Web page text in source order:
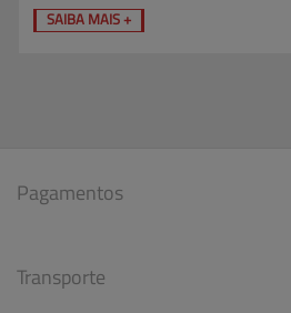
SAIBA MAIS +
Pagamentos
Transporte